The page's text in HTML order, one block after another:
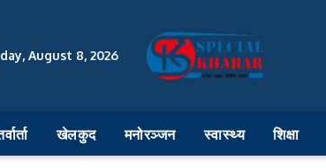
August 8, 2026
खेलकुद मनोरञ्जन स्वास्थ्य शिक्षा